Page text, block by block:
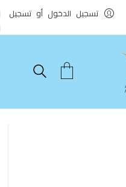
تسجيل الدخول أو تسجيل